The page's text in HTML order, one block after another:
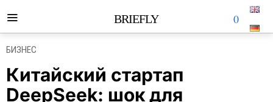
BRIEFLY 0
БИЗНЕС
Китайский стартап
DeepSeek: шок для